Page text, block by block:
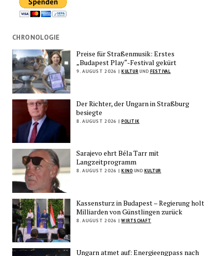
CHRONOLOGIE
Preise für Straßenmusik: Erstes
„Budapest Play“-Festival gekürt
9. AUGUST 2026 | KULTUR UND FESTIVAL
Der Richter, der Ungarn in Straßburg
besiegte
8. AUGUST 2026 | POLITIK
Sarajevo ehrt Béla Tarr mit
Langzeitprogramm
8. AUGUST 2026 | KINO UND KULTUR
Kassensturz in Budapest – Regierung holt
Milliarden von Günstlingen zurück
8. AUGUST 2026 | WIRTSCHAFT
Ungarn atmet auf: Energieengpass nach